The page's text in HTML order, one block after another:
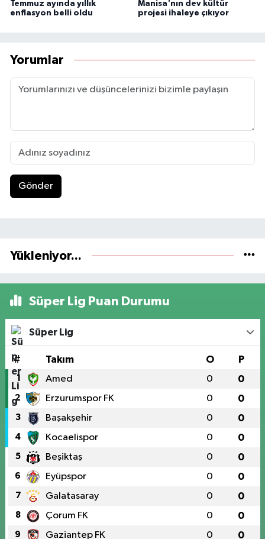
Temmuz ayında yıllık
enflasyon belli oldu
Manisa'nın dev kültür
projesi ihaleye çıkıyor
Yorumlar
Gönder
Yükleniyor...
Süper Lig Puan Durumu
Süper Lig
# Takım O P
1 Amed 0 0
2 Erzurumspor FK 0 0
3 Başakşehir 0 0
4 Kocaelispor 0 0
5 Beşiktaş 0 0
6 Eyüpspor 0 0
7 Galatasaray 0 0
8 Çorum FK 0 0
9 Gaziantep FK 0 0